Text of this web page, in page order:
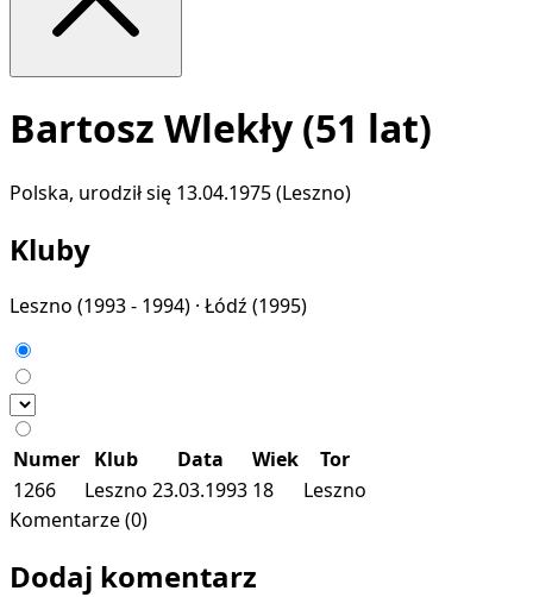
Bartosz Wlekły (51 lat)
Polska, urodził się 13.04.1975 (Leszno)
Kluby
Leszno (1993 - 1994) · Łódź (1995)
Numer Klub Data Wiek
Tor
1266
Leszno 23.03.1993 18
Leszno
Komentarze (0)
Dodaj komentarz